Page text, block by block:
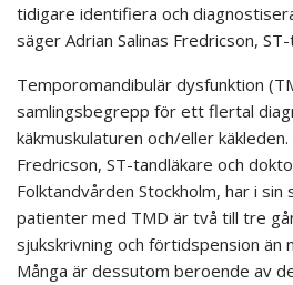
tidigare identifiera och
säger Adrian Salinas Fredricson,
Temporomandibulär dysfunktion
samlingsbegrepp för ett flertal
käkmuskulaturen och/eller käkleden.
Fredricson, ST-tandläkare och
Folktandvården Stockholm, har i
patienter med TMD är två till tre
sjukskrivning och förtidspension än
Många är dessutom beroende av